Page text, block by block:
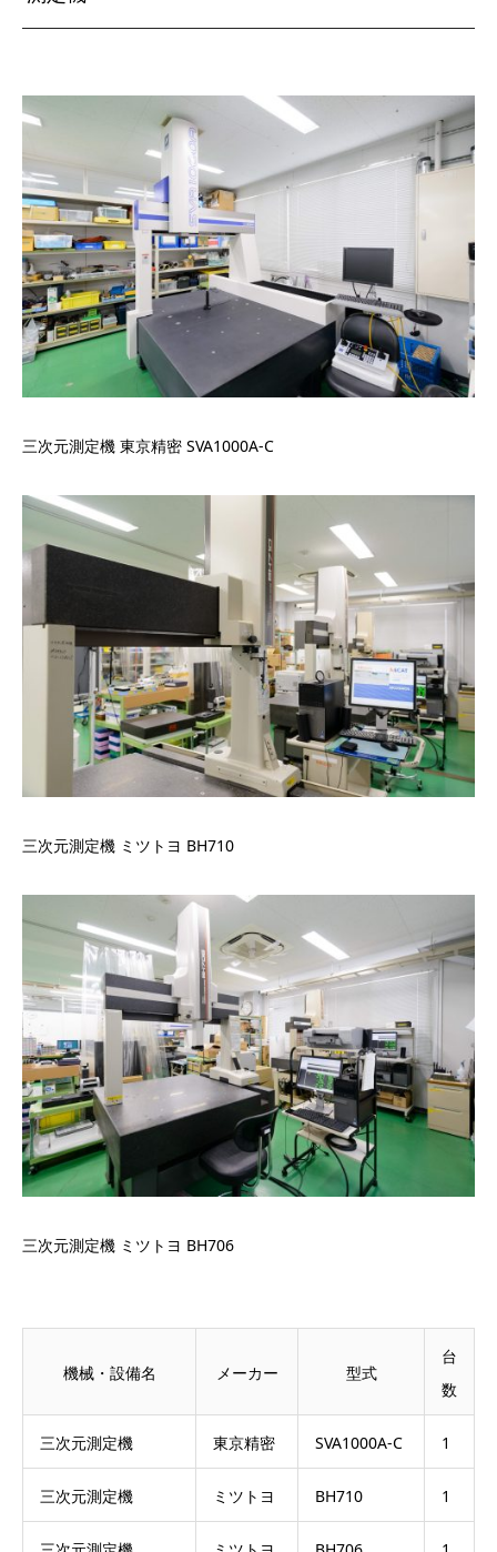
三次元測定機 東京精密 SVA1000A-C
三次元測定機 ミツトヨ BH710
三次元測定機 ミツトヨ BH706
機械・設備名 メーカー 型式
台
数
三次元測定機 東京精密 SVA1000A-C 1
三次元測定機 ミツトヨ BH710 1